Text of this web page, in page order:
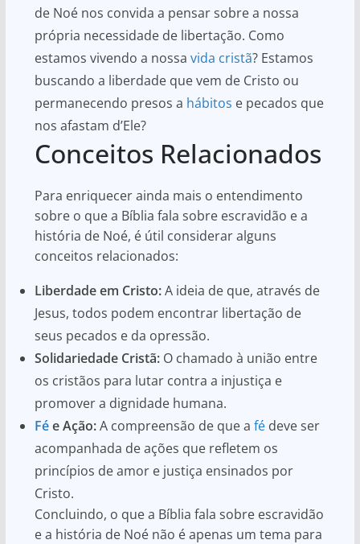
de Noé nos convida a pensar sobre a nossa
própria necessidade de libertação. Como
estamos vivendo a nossa vida cristã? Estamos
buscando a liberdade que vem de Cristo ou
permanecendo presos a hábitos e pecados que
nos afastam d’Ele?
Conceitos Relacionados
Para enriquecer ainda mais o entendimento
sobre o que a Bíblia fala sobre escravidão e a
história de Noé, é útil considerar alguns
conceitos relacionados:
Liberdade em Cristo:A ideia de que, através de
Jesus, todos podem encontrar libertação de
seus pecados e da opressão.
Solidariedade Cristã:O chamado à união entre
os cristãos para lutar contra a injustiça e
promover a dignidade humana.
Fée Ação:A compreensão de que a fédeve ser
acompanhada de ações que refletem os
princípios de amor e justiça ensinados por
Cristo.
Concluindo, o que a Bíblia fala sobre escravidão
e a história de Noé não é apenas um tema para